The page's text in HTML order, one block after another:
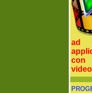
ad